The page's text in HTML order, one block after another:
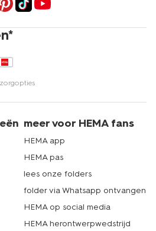
meer voor HEMA fans
HEMA app
HEMA pas
lees onze folders
folder via Whatsapp ontvangen
HEMA op social media
HEMA herontwerpwedstrijd